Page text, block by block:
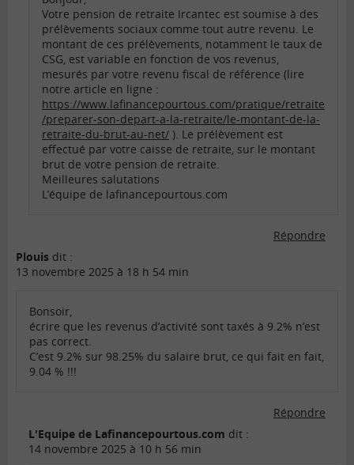
Votre pension de retraite Ircantec est soumise à des
prélèvements sociaux comme tout autre revenu. Le
montant de ces prélèvements, notamment le taux de
CSG, est variable en fonction de vos revenus,
mesurés par votre revenu fiscal de référence (lire
notre article en ligne :
https://www.lafinancepourtous.com/pratique/retraite
/preparer-son-depart-a-la-retraite/le-montant-de-la-
retraite-du-brut-au-net/ ). Le prélèvement est
effectué par votre caisse de retraite, sur le montant
brut de votre pension de retraite.
Meilleures salutations
L’équipe de lafinancepourtous.com
Répondre
Plouis dit :
13 novembre 2025 à 18 h 54 min
Bonsoir,
écrire que les revenus d’activité sont taxés à 9.2% n’est
pas correct.
C’est 9.2% sur 98.25% du salaire brut, ce qui fait en fait,
9.04 % !!!
Répondre
L'Equipe de Lafinancepourtous.com dit :
14 novembre 2025 à 10 h 56 min